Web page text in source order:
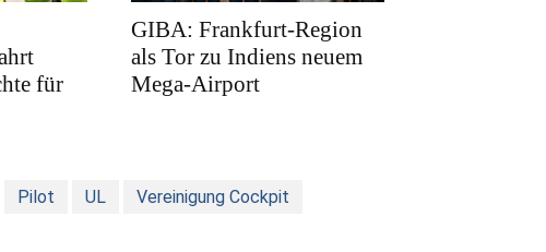
für
GIBA: Frankfurt-Region
als Tor zu Indiens neuem
Mega-Airport
Pilot UL Vereinigung Cockpit